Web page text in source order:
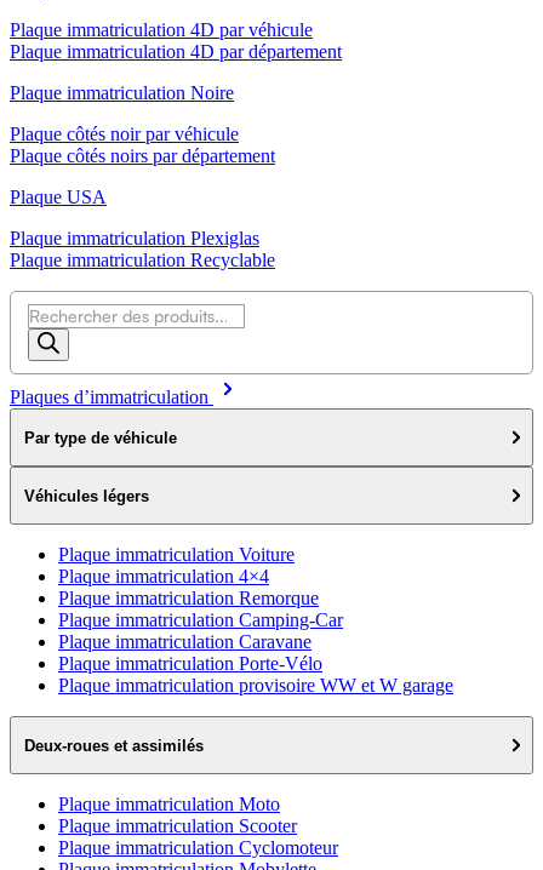
Plaque immatriculation 4D par véhicule
Plaque immatriculation 4D par département
Plaque immatriculation Noire
Plaque côtés noir par véhicule
Plaque côtés noirs par département
Plaque USA
Plaque immatriculation Plexiglas
Plaque immatriculation Recyclable
Recherche
de
produits
Plaques d’immatriculation
Par type de véhicule
Véhicules légers
Plaque immatriculation Voiture
Plaque immatriculation 4×4
Plaque immatriculation Remorque
Plaque immatriculation Camping-Car
Plaque immatriculation Caravane
Plaque immatriculation Porte-Vélo
Plaque immatriculation provisoire WW et W garage
Deux-roues et assimilés
Plaque immatriculation Moto
Plaque immatriculation Scooter
Plaque immatriculation Cyclomoteur